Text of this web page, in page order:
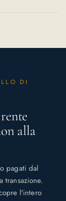
DI
alla
pagati dal
transazione.
l'intero